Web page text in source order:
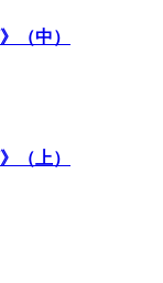
（中）
（上）